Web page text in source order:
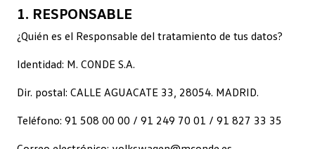
1. RESPONSABLE
¿Quién es el Responsable del tratamiento de tus datos?
Identidad: M. CONDE S.A.
Dir. postal: CALLE AGUACATE 33, 28054. MADRID.
Teléfono: 91 508 00 00 / 91 249 70 01 / 91 827 33 35